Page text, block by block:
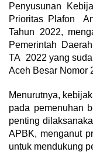
Penyusunan
Prioritas Plafon
Tahun 2022,
Pemerintah
TA 2022 yang
Aceh Besar Nomor
Menurutnya,
pada pemenuhan
penting
APBK, menganut
untuk mendukung